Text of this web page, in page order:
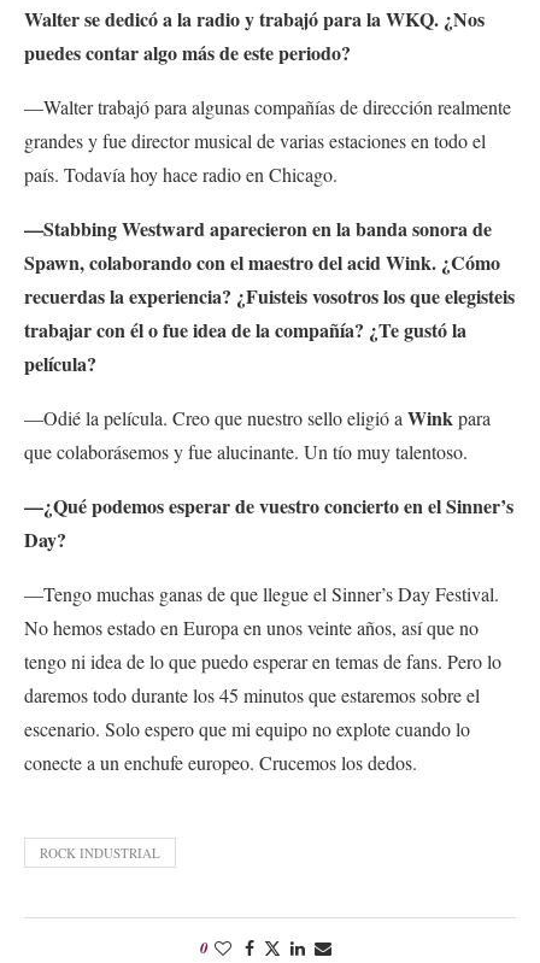
Walter se dedicó a la radio y trabajó para la WKQ. ¿Nos
puedes contar algo más de este periodo?
—Walter trabajó para algunas compañías de dirección realmente
grandes y fue director musical de varias estaciones en todo el
país. Todavía hoy hace radio en Chicago.
—Stabbing Westward aparecieron en la banda sonora de
Spawn, colaborando con el maestro del acid Wink. ¿Cómo
recuerdas la experiencia? ¿Fuisteis vosotros los que elegisteis
trabajar con él o fue idea de la compañía? ¿Te gustó la
película?
—Odié la película. Creo que nuestro sello eligió a Wink para
que colaborásemos y fue alucinante. Un tío muy talentoso.
—¿Qué podemos esperar de vuestro concierto en el Sinner’s
Day?
—Tengo muchas ganas de que llegue el Sinner’s Day Festival.
No hemos estado en Europa en unos veinte años, así que no
tengo ni idea de lo que puedo esperar en temas de fans. Pero lo
daremos todo durante los 45 minutos que estaremos sobre el
escenario. Solo espero que mi equipo no explote cuando lo
conecte a un enchufe europeo. Crucemos los dedos.
ROCK INDUSTRIAL
0